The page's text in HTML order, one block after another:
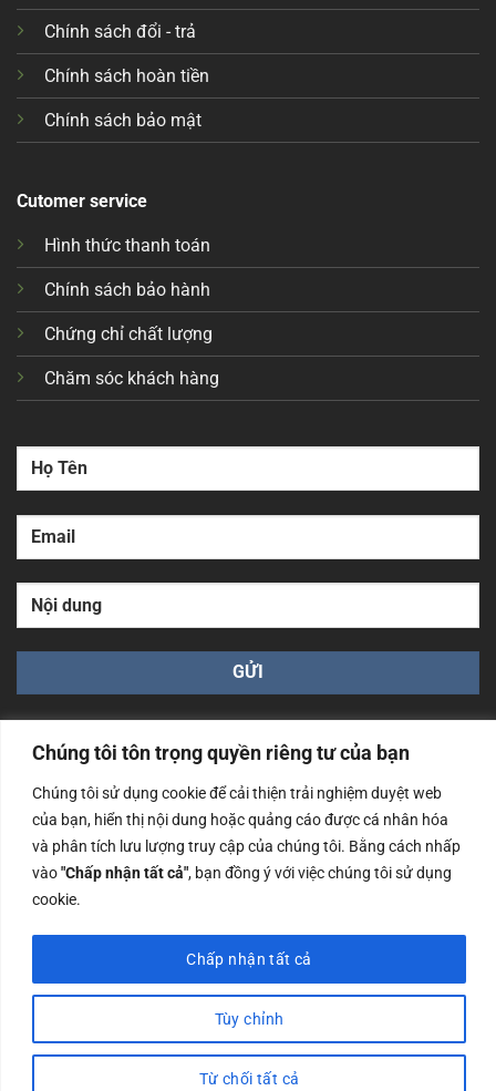
Chúng tôi tôn trọng quyền riêng tư của bạn
Chúng tôi sử dụng cookie để cải thiện trải nghiệm duyệt web
của bạn, hiển thị nội dung hoặc quảng cáo được cá nhân hóa
và phân tích lưu lượng truy cập của chúng tôi. Bằng cách nhấp
vào"Chấp nhận tất cả", bạn đồng ý với việc chúng tôi sử dụng
cookie.
Tùy chỉnh
Từ chối tất cả
Chấp nhận tất cả
Chính sách đổi - trả
Chính sách hoàn tiền
Chính sách bảo mật
Cutomer service
Hình thức thanh toán
Chính sách bảo hành
Chứng chỉ chất lượng
Chăm sóc khách hàng
Công ty TNHH Nam Bình Xương - Số ĐKKD: 0108783483
cấp ngày 14/06/2019 bởi Sở Kế Hoạch và Đầu Tư Tp. Hà
Nội
Copyrights @2023 Nam Binh Xuong. All Rights Reserved